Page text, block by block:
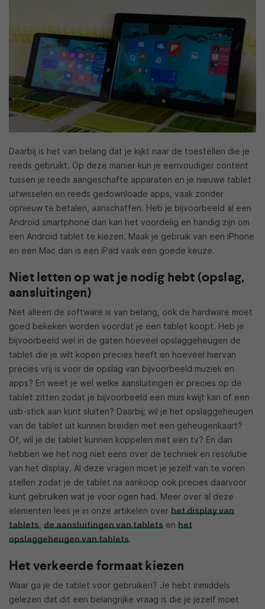
Daarbij is het van belang dat je kijkt naar de toestellen die je
reeds gebruikt. Op deze manier kun je eenvoudiger content
tussen je reeds aangeschafte apparaten en je nieuwe tablet
uitwisselen en reeds gedownloade apps, vaak zonder
opnieuw te betalen, aanschaffen. Heb je bijvoorbeeld al een
Android smartphone dan kan het voordelig en handig zijn om
een Android tablet te kiezen. Maak je gebruik van een iPhone
en een Mac dan is een iPad vaak een goede keuze.
Niet letten op wat je nodig hebt (opslag,
aansluitingen)
Niet alleen de software is van belang, ook de hardware moet
goed bekeken worden voordat je een tablet koopt. Heb je
bijvoorbeeld wel in de gaten hoeveel opslaggeheugen de
tablet die je wilt kopen precies heeft en hoeveel hiervan
precies vrij is voor de opslag van bijvoorbeeld muziek en
apps? En weet je wel welke aansluitingen er precies op de
tablet zitten zodat je bijvoorbeeld een muis kwijt kan of een
usb-stick aan kunt sluiten? Daarbij; wil je het opslaggeheugen
van de tablet uit kunnen breiden met een geheugenkaart?
Of, wil je de tablet kunnen koppelen met een tv? En dan
hebben we het nog niet eens over de techniek en resolutie
van het display. Al deze vragen moet je jezelf van te voren
stellen zodat je de tablet na aankoop ook precies daarvoor
kunt gebruiken wat je voor ogen had. Meer over al deze
elementen lees je in onze artikelen over het display van
tablets de aansluitingen van tablets en het
opslaggeheugen van tablets.
Het verkeerde formaat kiezen
Waar ga je de tablet voor gebruiken? Je hebt inmiddels
gelezen dat dit een belangrijke vraag is die je jezelf moet